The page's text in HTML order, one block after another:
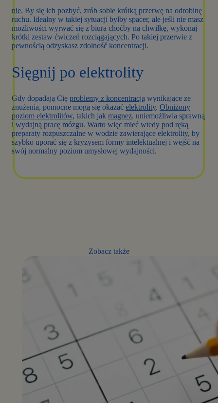
nie. By się ich pozbyć, zrób sobie krótką przerwę na odrobinę
ruchu. Idealny w takiej sytuacji byłby spacer, ale jeśli nie masz
możliwości wyrwać się z biura choćby na chwilkę, wykonaj
krótki zestaw ćwiczeń rozciągających. Po takiej przerwie z
pewnością odzyskasz zdolność koncentracji.
Sięgnij po elektrolity
Gdy dopadają Cię problemy z koncentracją wynikające ze
znużenia, pomocne mogą się okazać elektrolity. Obniżony
poziom elektrolitów, takich jak magnez, uniemożliwia sprawną
i wydajną pracę mózgu. Warto więc mieć wtedy pod ręką
preparaty rozpuszczalne w wodzie zawierające elektrolity, by
szybko uporać się z kryzysem formy intelektualnej i wejść na
swój normalny poziom umysłowej wydajności.
Zobacz także